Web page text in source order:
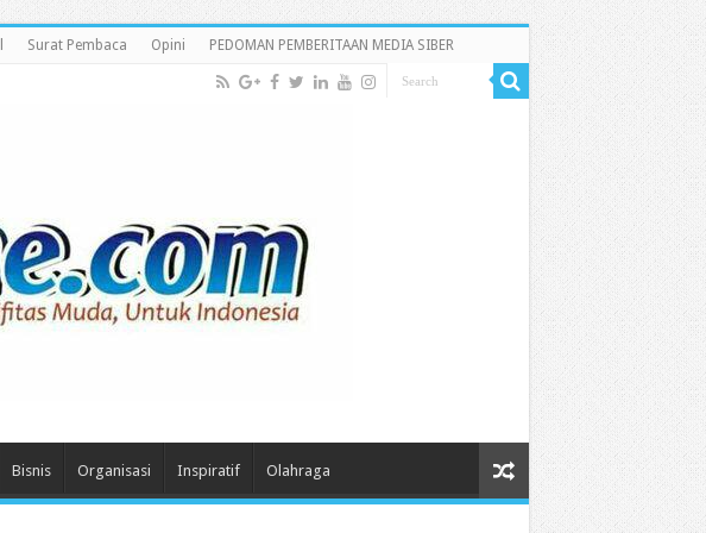
Surat Pembaca Opini PEDOMAN PEMBERITAAN MEDIA SIBER
Bisnis Organisasi Inspiratif Olahraga